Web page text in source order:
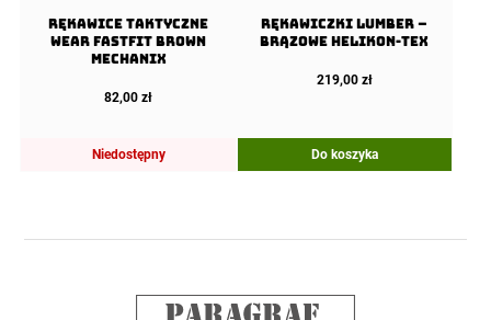
Rękawice taktyczne
Wear FastFit Brown
Mechanix
82,00zł
Niedostępny
Rękawiczki Lumber –
Brązowe Helikon-Tex
219,00 zł
Do koszyka